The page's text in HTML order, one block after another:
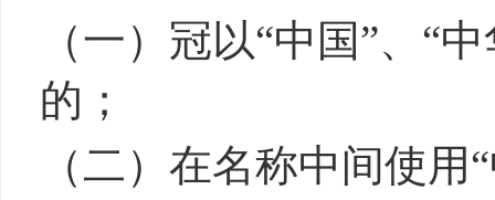
（一）冠以“中国”、“
的；
（二）在名称中间使用